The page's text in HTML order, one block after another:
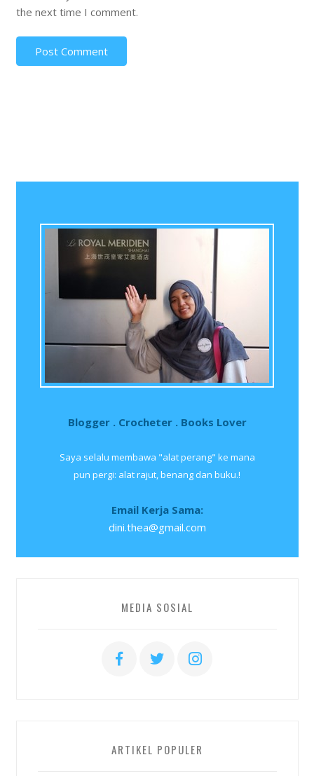
the next time I comment.
Post Comment
Blogger . Crocheter . Books Lover
Saya selalu membawa "alat perang" ke mana
pun pergi: alat rajut, benang dan buku.!
Email Kerja Sama:
dini.thea@gmail.com
MEDIA SOSIAL
ARTIKEL POPULER